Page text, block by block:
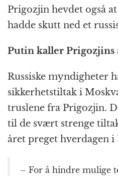
Prigozjin hevdet også
hadde skutt ned et
Putin kaller
Russiske myndigheter
sikkerhetstiltak i
truslene fra Prigozjin.
til de svært strenge
året preget hverdagen i
– For å hindre mulige